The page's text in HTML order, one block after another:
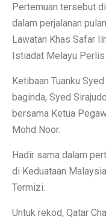
Pertemuan tersebut
dalam perjalanan
Lawatan Khas Safar
Istiadat Melayu
Ketibaan Tuanku
baginda, Syed
bersama Ketua
Mohd Noor.
Hadir sama dalam
di Keduataan
Termizi.
Untuk rekod, Qatar